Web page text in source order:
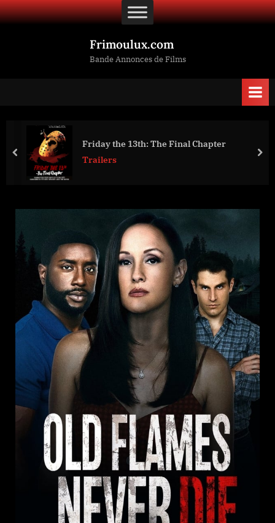
Skip
to
Frimoulux.com
Bande Annonces de Films
Friday the 13th: The Final Chapter
Trailers
prev